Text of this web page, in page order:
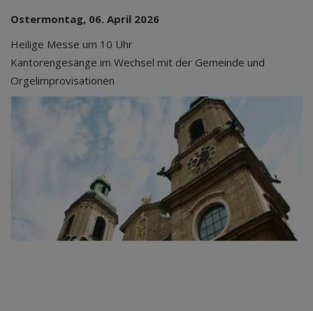
Ostermontag, 06. April 2026
Heilige Messe um 10 Uhr
Kantorengesänge im Wechsel mit der Gemeinde und
Orgelimprovisationen